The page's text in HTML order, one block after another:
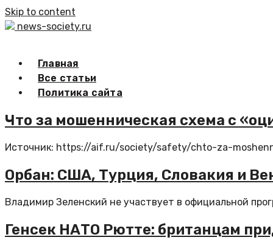
Skip to content
news-society.ru
Главная
Все статьи
Политика сайта
Что за мошенническая схема с
Источник: https://aif.ru/society/safety/chto-za-
Орбан: США, Турция, Словакия и
Владимир Зеленский не участвует в официальной
Генсек НАТО Рютте: британцам